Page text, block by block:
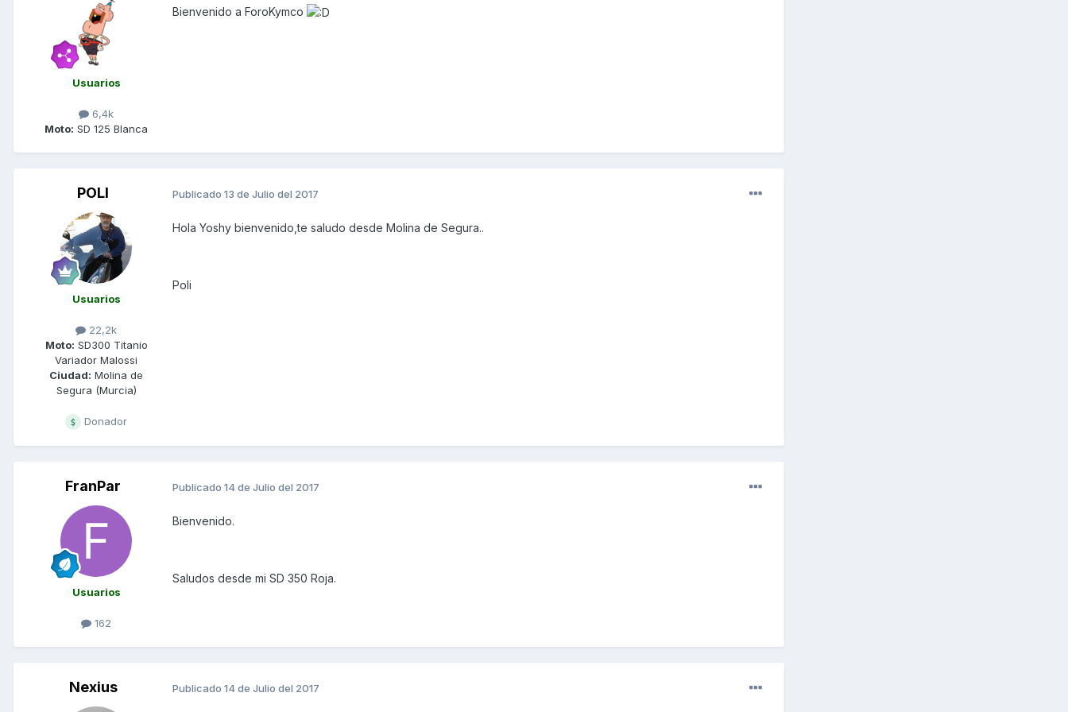
Usuarios
6,4k
Moto: SD 125 Blanca
Bienvenido a ForoKymco
POLI
Usuarios
22,2k
Moto: SD300 Titanio
Variador Malossi
Ciudad: Molina de
Segura (Murcia)
Donador
Publicado 13 de Julio del 2017
Hola Yoshy bienvenido,te saludo desde Molina de Segura..
Poli
FranPar
Usuarios
162
Publicado 14 de Julio del 2017
Bienvenido.
Saludos desde mi SD 350 Roja.
Nexius Publicado 14 de Julio del 2017